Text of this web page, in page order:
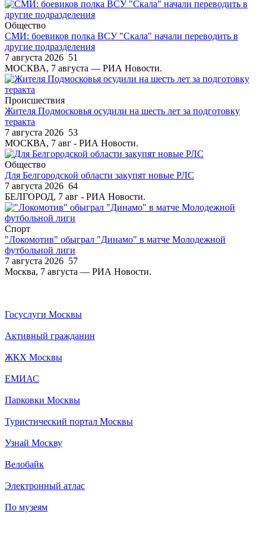
Общество
СМИ: боевиков полка ВСУ "Скала" начали переводить в
другие подразделения
7 августа 2026 51
МОСКВА, 7 августа — РИА Новости.
Происшествия
Жителя Подмосковья осудили на шесть лет за подготовку
теракта
7 августа 2026 53
МОСКВА, 7 авг - РИА Новости.
Общество
Для Белгородской области закупят новые РЛС
7 августа 2026 64
БЕЛГОРОД, 7 авг - РИА Новости.
Спорт
"Локомотив" обыграл "Динамо" в матче Молодежной
футбольной лиги
7 августа 2026 57
Москва, 7 августа — РИА Новости.
Госуслуги Москвы
Активный гражданин
ЖКХ Москвы
ЕМИАС
Парковки Москвы
Туристический портал Москвы
Узнай Москву
Велобайк
Электронный атлас
По музеям